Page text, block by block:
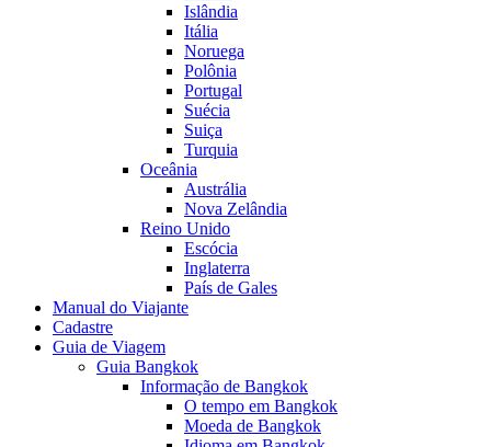
Islândia
Itália
Noruega
Polônia
Portugal
Suécia
Suiça
Turquia
Oceânia
Austrália
Nova Zelândia
Reino Unido
Escócia
Inglaterra
País de Gales
Manual do Viajante
Cadastre
Guia de Viagem
Guia Bangkok
Informação de Bangkok
O tempo em Bangkok
Moeda de Bangkok